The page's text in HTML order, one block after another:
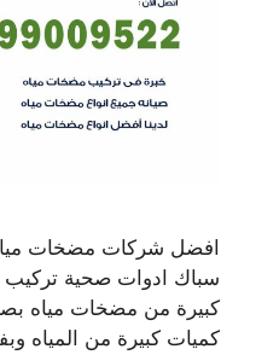
افضل شركات مضخات
سباك ادوات صحية تركيب
كبيرة من مضخات مياه
كميات كبيرة من المياه